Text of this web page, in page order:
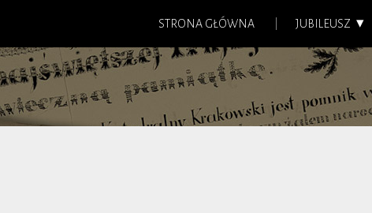
STRONA GŁÓWNA JUBILEUSZ